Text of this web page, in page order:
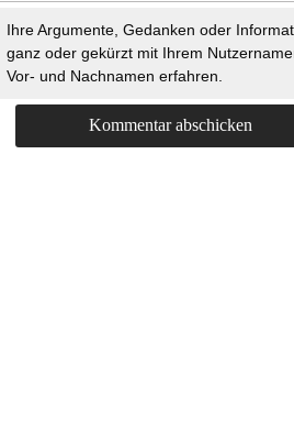
Ihre Argumente, Gedanken oder
ganz oder gekürzt mit Ihrem
Vor- und Nachnamen erfahren.